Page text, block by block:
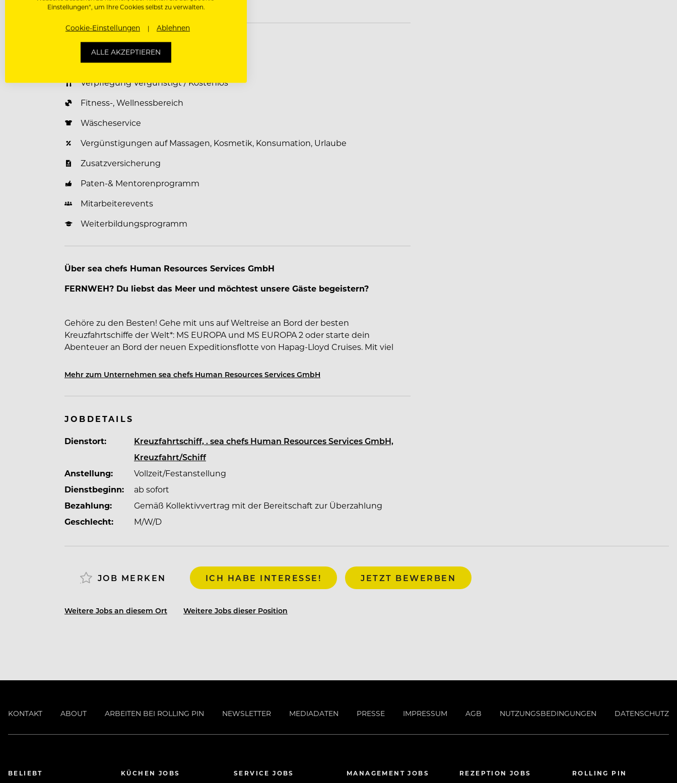
Benefits für unsere Mitarbeiter
Unterkunft Vergünstigt / Kostenlos
Verpflegung Vergünstigt / Kostenlos
Fitness-, Wellnessbereich
Wäscheservice
Vergünstigungen auf Massagen, Kosmetik, Konsumation, Urlaube
Zusatzversicherung
Paten-& Mentorenprogramm
Mitarbeiterevents
Weiterbildungsprogramm
Über sea chefs Human Resources Services GmbH
FERNWEH? Du liebst das Meer und möchtest unsere Gäste begeistern?
Gehöre zu den Besten! Gehe mit uns auf Weltreise an Bord der besten
Kreuzfahrtschiffe der Welt*: MS EUROPA und MS EUROPA 2 oder starte dein
Abenteuer an Bord der neuen Expeditionsflotte von Hapag-Lloyd Cruises. Mit viel
auf die Reise deines Lebens. *lt. Berlitz Cruise Guide
Expeditionsreisen, Luxusreisen oder Flusskreuzfahrten. Als erfahrener Partner im
einzigartige Karrieremöglichkeiten an Bord von Kreuzfahrtschiffen im Premium- bis
hin zum Luxussegment.
Mehr zum Unternehmen sea chefs Human Resources Services GmbH
JOBDETAILS
Dienstort:
Kreuzfahrtschiff, . sea chefs Human Resources Services GmbH,
Kreuzfahrt/Schiff
Anstellung:
Vollzeit/Festanstellung
Dienstbeginn:
ab sofort
Bezahlung:
Gemäß Kollektivvertrag mit der Bereitschaft zur Überzahlung
Geschlecht:
M/W/D
JOB MERKEN ICH HABE INTERESSE! JETZT BEWERBEN
Weitere Jobs an diesem Ort Weitere Jobs dieser Position
KONTAKT ABOUT ARBEITEN BEI ROLLING PIN NEWSLETTER MEDIADATEN PRESSE IMPRESSUM AGB NUTZUNGSBEDINGUNGEN DATENSCHUTZ
BELIEBT KÜCHEN JOBS SERVICE JOBS MANAGEMENT JOBS REZEPTION JOBS ROLLING PIN
Einstellungen“, um Ihre Cookies selbst zu verwalten.
Cookie-Einstellungen Ablehnen
ALLE AKZEPTIEREN